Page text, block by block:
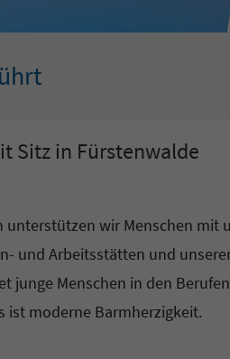
Sitz in Fürstenwalde
unterstützen wir Menschen
und Arbeitsstätten und
junge Menschen in den
ist moderne Barmherzigkeit.